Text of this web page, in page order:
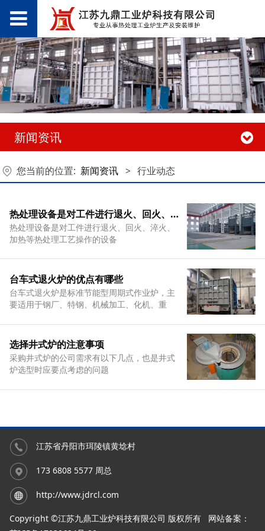
新闻资讯
您当前的位置: 新闻资讯 > 行业动态
热处理设备是对工件进行退火、回火、淬火、加热等热处理工艺操作的设备
热处理设备是对工件进行退火、回火、淬火、
加热等热处理工艺操作的设备
台车式退火炉的优点有哪些
台车式退火炉是标准节能型周期式作业炉，主
要适用于钢厂、特钢、机械加工、化机、重
选择井式炉的注意事项
采购井式炉的公司需求有以下几点，也是井式
炉选型时应要点考虑的问题
江苏省丹阳市珥陵镇黄埝村
173 6808 5577 周总
http://www.jdrcl.com
Copyright ©江苏九鼎工业炉科技有限公司 版权所有 网站备案：